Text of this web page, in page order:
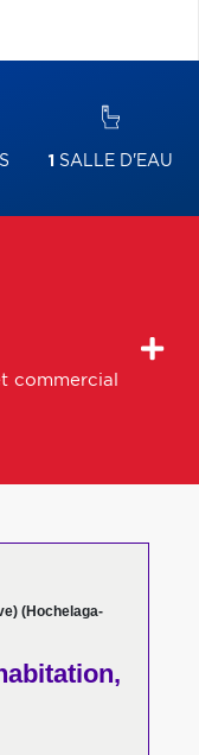
1 SALLE D'EAU
commercial
(Hochelaga-